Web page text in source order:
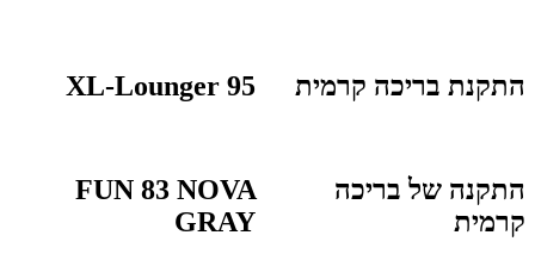
התקנת בריכה קרמית XL-Lounger 95
התקנה של בריכה
קרמית
FUN 83 NOVA
GRAY